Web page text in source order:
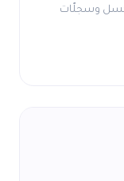
إكسل وسجلّات